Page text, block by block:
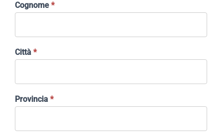
Cognome *
Città *
Provincia *